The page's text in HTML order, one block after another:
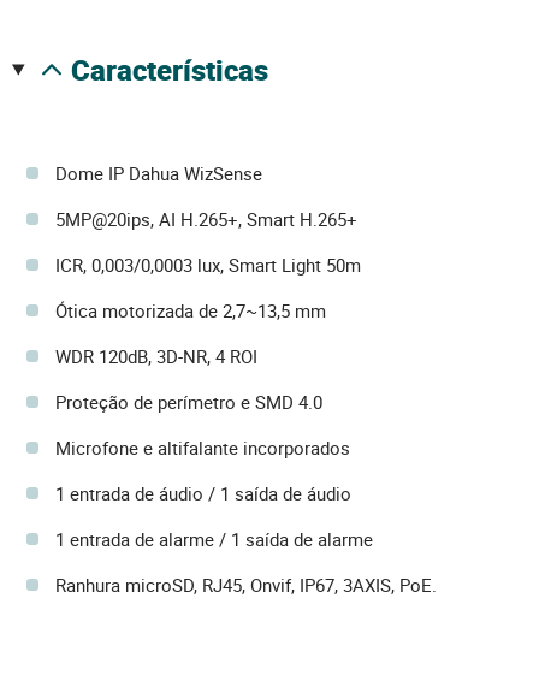
características
Dome IP Dahua WizSense
5MP@20ips, AI H.265+, Smart H.265+
ICR, 0,003/0,0003 lux, Smart Light 50m
Ótica motorizada de 2,7~13,5 mm
WDR 120dB, 3D-NR, 4 ROI
Proteção de perímetro e SMD 4.0
Microfone e altifalante incorporados
1 entrada de áudio / 1 saída de áudio
1 entrada de alarme / 1 saída de alarme
Ranhura microSD, RJ45, Onvif, IP67, 3AXIS, PoE.